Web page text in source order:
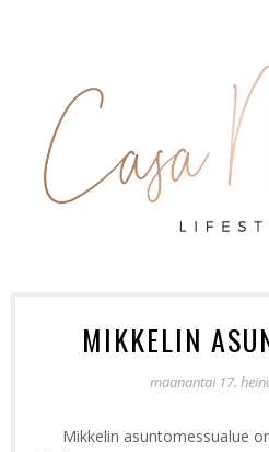
MIKKELIN
maanantai 17.
Mikkelin asuntomessualue